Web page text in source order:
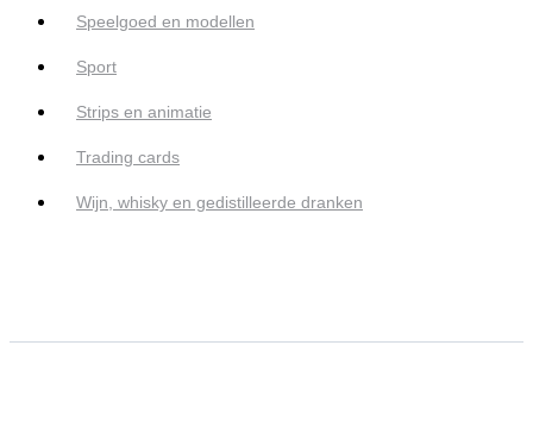
Speelgoed en modellen
Sport
Strips en animatie
Trading cards
Wijn, whisky en gedistilleerde dranken